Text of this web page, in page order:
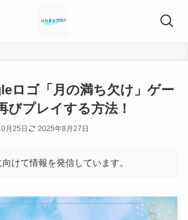
ロゴ「月の満ち欠け」ゲー
びプレイする方法！
月25日 2025年8月27日
けて情報を発信しています。